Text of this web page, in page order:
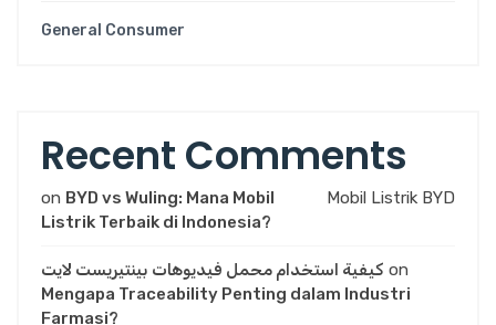
General Consumer
Recent Comments
Mobil Listrik BYD
on BYD vs Wuling: Mana Mobil
Listrik Terbaik di Indonesia?
كيفية استخدام محمل فيديوهات بينتيريست لايت on
Mengapa Traceability Penting dalam Industri
Farmasi?